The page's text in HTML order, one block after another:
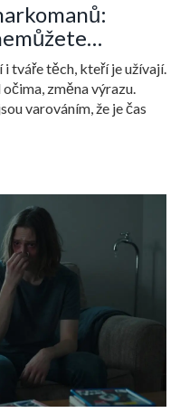
tváře těch, kteří je užívají.
změna výrazu.
varováním, že je čas